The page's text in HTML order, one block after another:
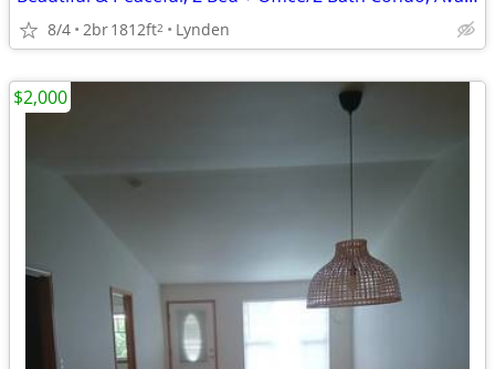
8/4 2br1812ft2 Lynden
$2,000